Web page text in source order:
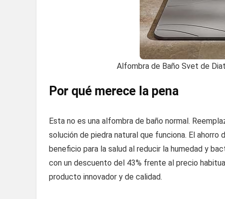
Alfombra de Baño Svet de
Por qué merece la pena
Esta no es una alfombra de baño normal.
solución de piedra natural que funciona. El
beneficio para la salud al reducir la humedad y
con un descuento del 43% frente al precio
producto innovador y de calidad.